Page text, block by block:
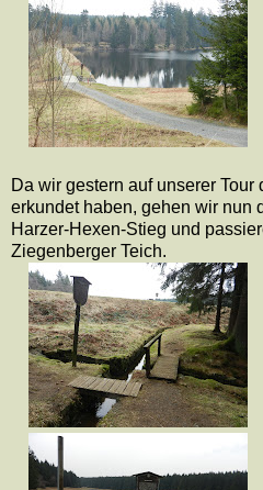
Da wir gestern auf unserer
erkundet haben, gehen wir nun
Harzer-Hexen-Stieg und
Ziegenberger Teich.